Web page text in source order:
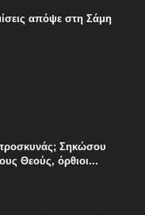
απόψε στη Σάμη
Σηκώσου
Θεούς, όρθιοι...